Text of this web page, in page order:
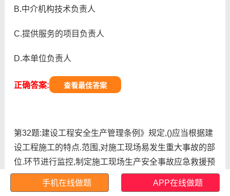
B.中介机构技术负责人
C.提供服务的项目负责人
D.本单位负责人
正确答案: 查看最佳答案
第32题:建设工程安全生产管理条例》规定,()应当根据建
设工程施工的特点.范围,对施工现场易发生重大事故的部
位.环节进行监控,制定施工现场生产安全事故应急救援预
案。
手机在线做题 APP在线做题